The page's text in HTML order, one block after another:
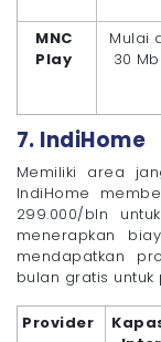
MNC
Play
Mulai
30
7. IndiHome
Memiliki area
IndiHome
299.000/bln
menerapkan
mendapatkan
bulan gratis
Provider